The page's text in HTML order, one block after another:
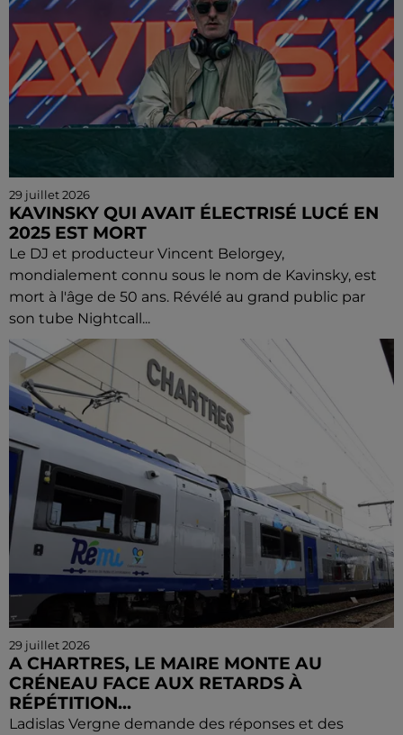
29 juillet 2026
KAVINSKY QUI AVAIT ÉLECTRISÉ LUCÉ EN
2025 EST MORT
Le DJ et producteur Vincent Belorgey,
mondialement connu sous le nom de Kavinsky, est
mort à l'âge de 50 ans. Révélé au grand public par
son tube Nightcall...
29 juillet 2026
A CHARTRES, LE MAIRE MONTE AU
CRÉNEAU FACE AUX RETARDS À
RÉPÉTITION...
Ladislas Vergne demande des réponses et des